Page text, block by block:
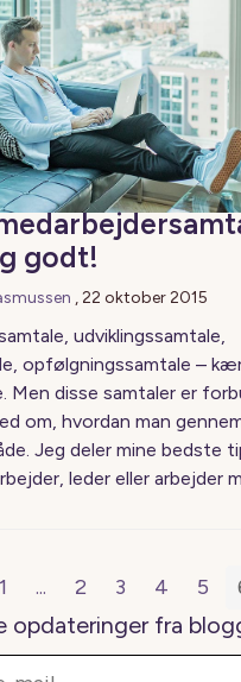
godt!
,22 oktober 2015
udviklingssamtale,
opfølgningssamtale –
Men disse samtaler er
om, hvordan man
Jeg deler mine bedste
leder eller arbejder
1 ... 2 3 4 5
opdateringer fra